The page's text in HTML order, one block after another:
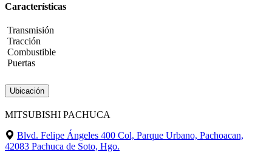
Características
Transmisión
Tracción
Combustible
Puertas
Ubicación
MITSUBISHI PACHUCA
Blvd. Felipe Ángeles 400 Col, Parque Urbano, Pachoacan,
42083 Pachuca de Soto, Hgo.